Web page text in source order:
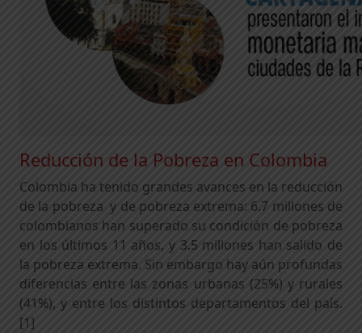
Reducción de la Pobreza en Colombia
Colombia ha tenido grandes avances en la reducción
de la pobreza y de pobreza extrema: 6.7 millones de
colombianos han superado su condición de pobreza
en los últimos 11 años, y 3.5 millones han salido de
la pobreza extrema. Sin embargo hay aún profundas
diferencias entre las zonas urbanas (25%) y rurales
(41%), y entre los distintos departamentos del país.
[1]